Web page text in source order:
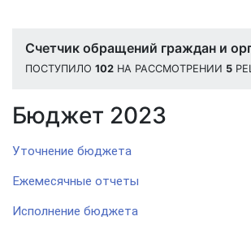
Счетчик обращений граждан и
ПОСТУПИЛО 102 НА РАССМОТРЕНИИ 5
Бюджет 2023
Уточнение бюджета
Ежемесячные отчеты
Исполнение бюджета